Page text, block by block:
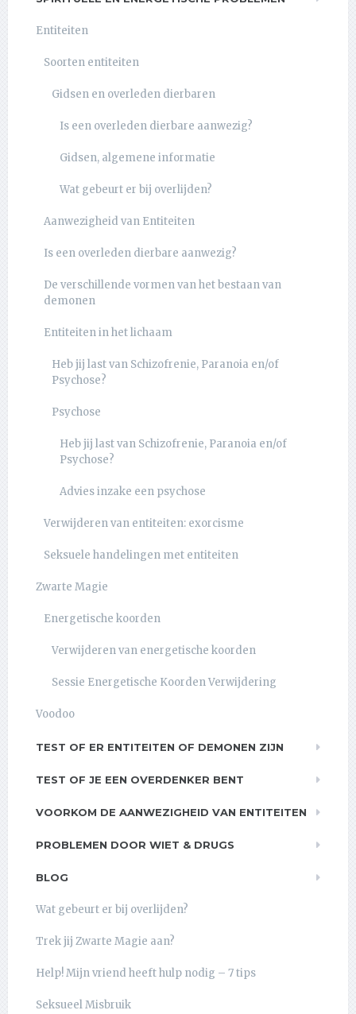
Entiteiten
Soorten entiteiten
Gidsen en overleden dierbaren
Is een overleden dierbare aanwezig?
Gidsen, algemene informatie
Wat gebeurt er bij overlijden?
Aanwezigheid van Entiteiten
Is een overleden dierbare aanwezig?
De verschillende vormen van het bestaan van
demonen
Entiteiten in het lichaam
Heb jij last van Schizofrenie, Paranoia en/of
Psychose?
Psychose
Heb jij last van Schizofrenie, Paranoia en/of
Psychose?
Advies inzake een psychose
Verwijderen van entiteiten: exorcisme
Seksuele handelingen met entiteiten
Zwarte Magie
Energetische koorden
Verwijderen van energetische koorden
Sessie Energetische Koorden Verwijdering
Voodoo
TEST OF ER ENTITEITEN OF DEMONEN ZIJN
TEST OF JE EEN OVERDENKER BENT
VOORKOM DE AANWEZIGHEID VAN ENTITEITEN
PROBLEMEN DOOR WIET & DRUGS
BLOG
Wat gebeurt er bij overlijden?
Trek jij Zwarte Magie aan?
Help! Mijn vriend heeft hulp nodig – 7 tips
Seksueel Misbruik